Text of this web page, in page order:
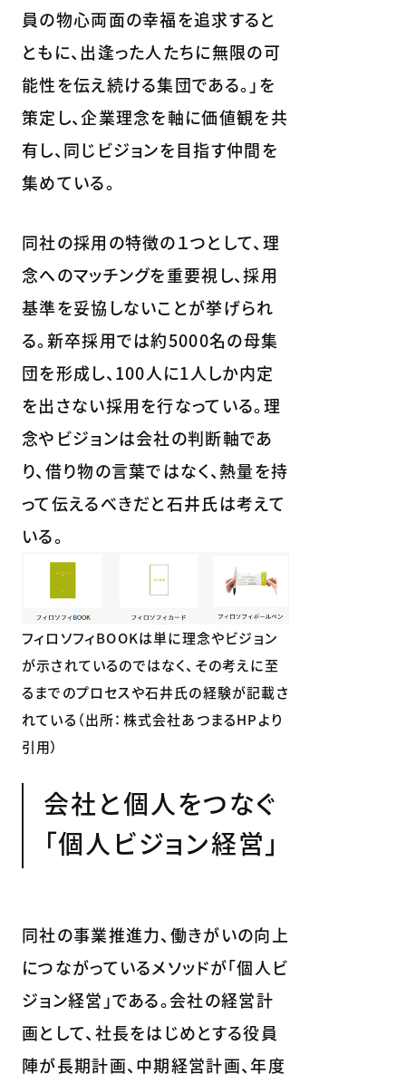
員の物心両面の幸福を追求すると
ともに、出逢った人たちに無限の可
能性を伝え続ける集団である。」を
策定し、企業理念を軸に価値観を共
有し、同じビジョンを目指す仲間を
集めている。
同社の採用の特徴の１つとして、理
念へのマッチングを重要視し、採用
基準を妥協しないことが挙げられ
る。新卒採用では約5000名の母集
団を形成し、100人に1人しか内定
を出さない採用を行なっている。理
念やビジョンは会社の判断軸であ
り、借り物の言葉ではなく、熱量を持
って伝えるべきだと石井氏は考えて
いる。
フィロソフィBOOKは単に理念やビジョン
が示されているのではなく、その考えに至
るまでのプロセスや石井氏の経験が記載さ
れている（出所：株式会社あつまるHPより
引用）
会社と個人をつなぐ
「個人ビジョン経営」
同社の事業推進力、働きがいの向上
につながっているメソッドが「個人ビ
ジョン経営」である。会社の経営計
画として、社長をはじめとする役員
陣が長期計画、中期経営計画、年度